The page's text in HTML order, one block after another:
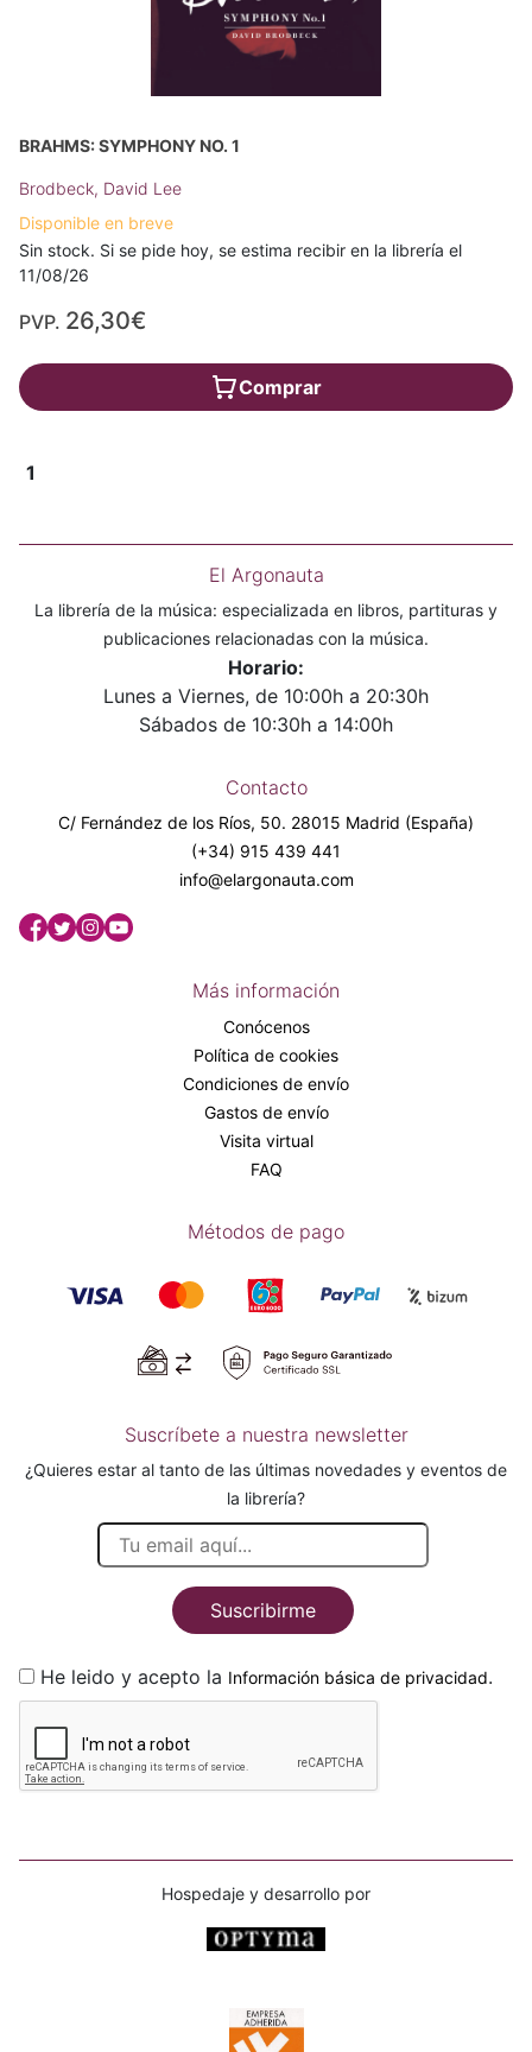
BRAHMS: SYMPHONY NO. 1
Brodbeck, David Lee
Disponible en breve
Sin stock. Si se pide hoy, se estima recibir en la librería el
11/08/26
PVP. 26,30€
Comprar
1
El Argonauta
La librería de la música: especializada en libros, partituras y
publicaciones relacionadas con la música.
Horario:
Lunes a Viernes, de 10:00h a 20:30h
Sábados de 10:30h a 14:00h
Contacto
C/ Fernández de los Ríos, 50. 28015 Madrid (España)
(+34) 915 439 441
info@elargonauta.com
Más información
Conócenos
Política de cookies
Condiciones de envío
Gastos de envío
Visita virtual
FAQ
Métodos de pago
Suscríbete a nuestra newsletter
¿Quieres estar al tanto de las últimas novedades y eventos de
la librería?
Suscribirme
He leido y acepto la Información básica de privacidad.
Hospedaje y desarrollo por